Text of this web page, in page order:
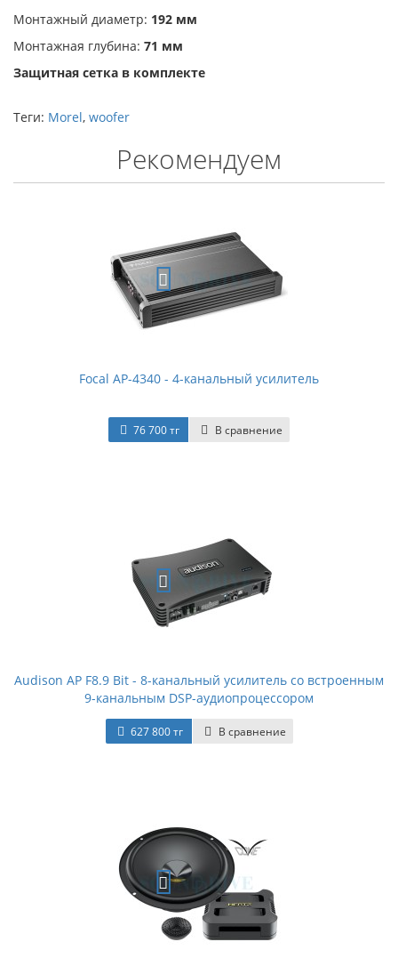
Монтажный диаметр: 192 мм
Монтажная глубина: 71 мм
Защитная сетка в комплекте
Теги: Morel, woofer
Рекомендуем
Focal AP-4340 - 4-канальный усилитель
76 700 тг В сравнение
Audison AP F8.9 Bit - 8-канальный усилитель со встроенным
9-канальным DSP-аудиопроцессором
627 800 тг В сравнение